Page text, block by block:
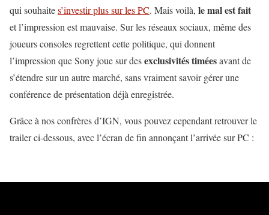
qui souhaites’investir plus sur les PC. Mais voilà, le mal est fait
et l’impression est mauvaise. Sur les réseaux sociaux, même des
joueurs consoles regrettent cette politique, qui donnent
l’impression que Sony joue sur desexclusivités timéesavant de
s’étendre sur un autre marché, sans vraiment savoir gérer une
conférence de présentation déjà enregistrée.
Grâce à nos confrères d’IGN, vous pouvez cependant retrouver le
trailer ci-dessous, avec l’écran de fin annonçant l’arrivée sur PC :